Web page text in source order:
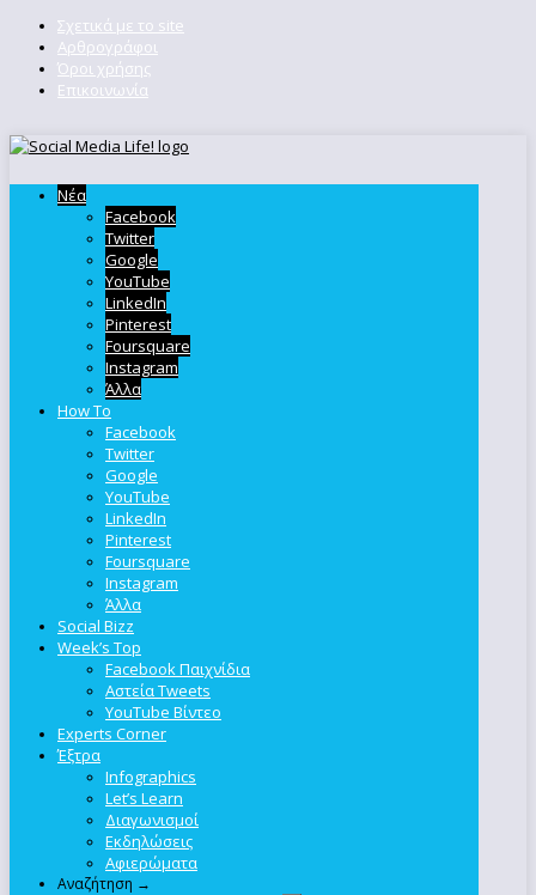
Σχετικά με το site
Αρθρογράφοι
Όροι χρήσης
Επικοινωνία
Νέα
Facebook
Twitter
Google
YouTube
LinkedIn
Pinterest
Foursquare
Instagram
Άλλα
How To
Facebook
Twitter
Google
YouTube
LinkedIn
Pinterest
Foursquare
Instagram
Άλλα
Social Bizz
Week’s Top
Facebook Παιχνίδια
Αστεία Tweets
YouTube Βίντεο
Experts Corner
Έξτρα
Infographics
Let’s Learn
Διαγωνισμοί
Εκδηλώσεις
Αφιερώματα
Αναζήτηση →